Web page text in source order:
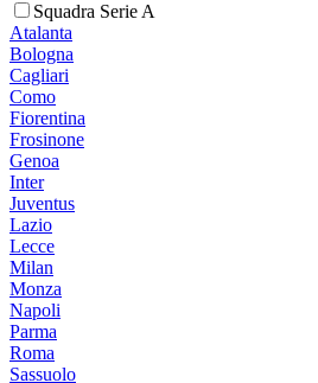
Squadra Serie A
Atalanta
Bologna
Cagliari
Como
Fiorentina
Frosinone
Genoa
Inter
Juventus
Lazio
Lecce
Milan
Monza
Napoli
Parma
Roma
Sassuolo